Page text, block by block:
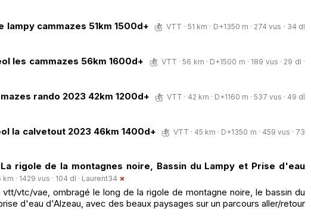
lampy cammazes 51km 1500d+
VTT · 51 km · D+1350 m · 274 vus · 34 dl
les cammazes 56km 1600d+
VTT · 56 km · D+1500 m · 189 vus · 29 dl ·
rando 2023 42km 1200d+
VTT · 42 km · D+1160 m · 537 vus · 49 dl
la calvetout 2023 46km 1400d+
VTT · 45 km · D+1350 m · 459 vus · 73
rigole de la montagnes noire, Bassin du Lampy et Prise d'eau
· 1429 vus · 104 dl · Laurent34
vtt/vtc/vae, ombragé le long de la rigole de montagne noire, le bassin du
d'eau d'Alzeau, avec des beaux paysages sur un parcours aller/retour